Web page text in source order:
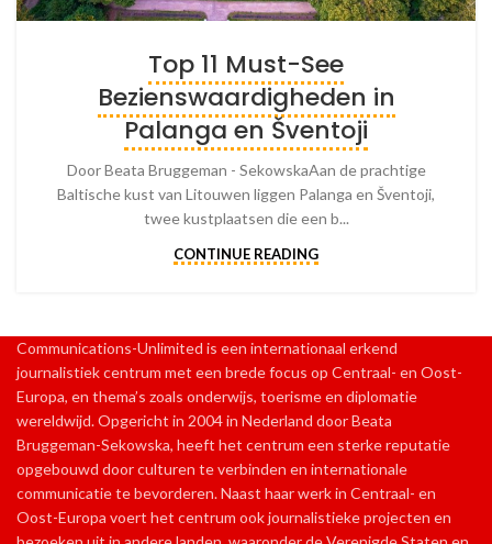
Top 11 Must-See
Bezienswaardigheden in
Palanga en Šventoji
Door Beata Bruggeman - SekowskaAan de prachtige
Baltische kust van Litouwen liggen Palanga en Šventoji,
twee kustplaatsen die een b...
CONTINUE READING
Communications-Unlimited is een internationaal erkend
journalistiek centrum met een brede focus op Centraal- en Oost-
Europa, en thema’s zoals onderwijs, toerisme en diplomatie
wereldwijd. Opgericht in 2004 in Nederland door Beata
Bruggeman-Sekowska, heeft het centrum een sterke reputatie
opgebouwd door culturen te verbinden en internationale
communicatie te bevorderen. Naast haar werk in Centraal- en
Oost-Europa voert het centrum ook journalistieke projecten en